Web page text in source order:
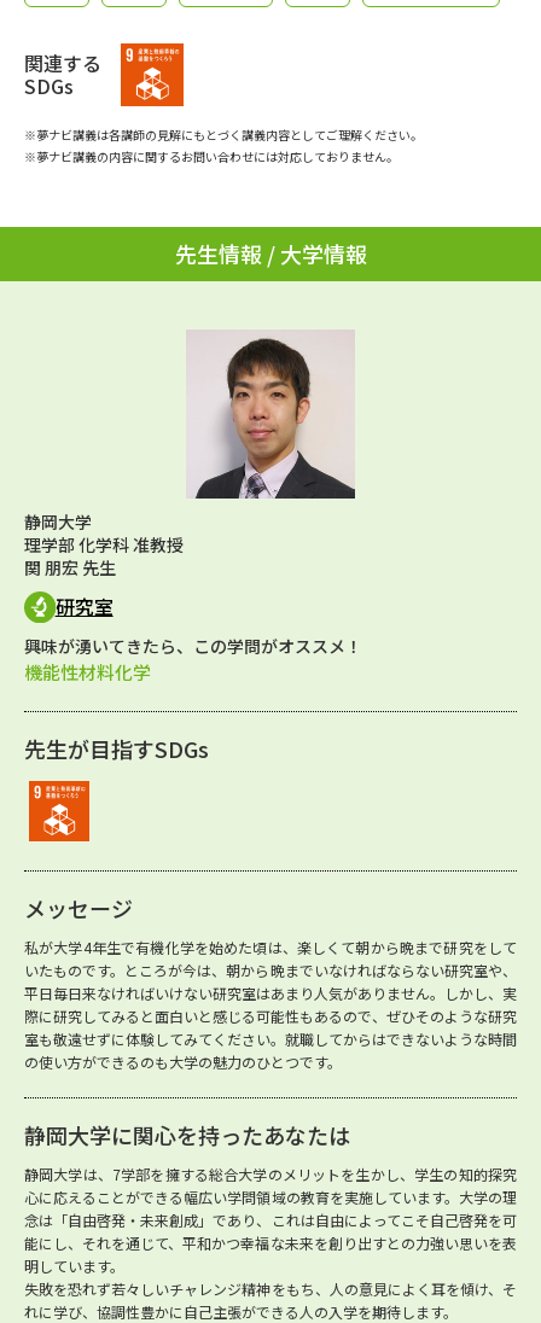
学問のミニ講義「夢ナビ講義」 学問分野解説
学問の教科書
ユーザーサポート
お支払いについて
受付内容・発送状況の確認
テレメール進学カタログ
訂正のご案内
関連する
SDGs
※夢ナビ講義は各講師の見解にもとづく講義内容としてご理解ください。
※夢ナビ講義の内容に関するお問い合わせには対応しておりません。
先生情報 / 大学情報
静岡大学
理学部 化学科 准教授
関 朋宏 先生
研究室
興味が湧いてきたら、この学問がオススメ！
機能性材料化学
先生が目指すSDGs
メッセージ
私が大学4年生で有機化学を始めた頃は、楽しくて朝から晩まで研究をして
いたものです。ところが今は、朝から晩までいなければならない研究室や、
平日毎日来なければいけない研究室はあまり人気がありません。しかし、実
際に研究してみると面白いと感じる可能性もあるので、ぜひそのような研究
室も敬遠せずに体験してみてください。就職してからはできないような時間
の使い方ができるのも大学の魅力のひとつです。
静岡大学に関心を持ったあなたは
静岡大学は、7学部を擁する総合大学のメリットを生かし、学生の知的探究
心に応えることができる幅広い学問領域の教育を実施しています。大学の理
念は「自由啓発・未来創成」であり、これは自由によってこそ自己啓発を可
能にし、それを通じて、平和かつ幸福な未来を創り出すとの力強い思いを表
明しています。
失敗を恐れず若々しいチャレンジ精神をもち、人の意見によく耳を傾け、そ
れに学び、協調性豊かに自己主張ができる人の入学を期待します。